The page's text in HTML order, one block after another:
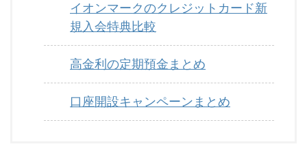
イオンマークのクレジットカード新
規入会特典比較
高金利の定期預金まとめ
口座開設キャンペーンまとめ